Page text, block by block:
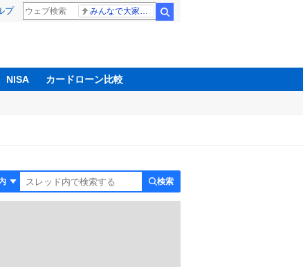
プ
NISA カードローン比較
検索